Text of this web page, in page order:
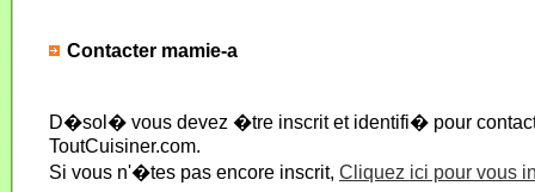
Contacter mamie-a
D�sol� vous devez �tre inscrit et identifi� pour
ToutCuisiner.com.
Si vous n'�tes pas encore inscrit, Cliquez ici pour vous